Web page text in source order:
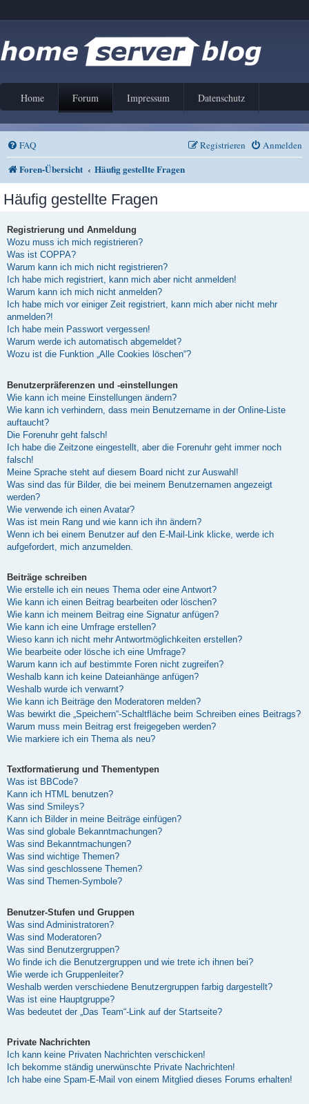
Home Forum Impressum Datenschutz
FAQ Anmelden
Registrieren
Foren-Übersicht Häufig gestellte Fragen
Häufig gestellte Fragen
Registrierung und Anmeldung
Wozu muss ich mich registrieren?
Was ist COPPA?
Warum kann ich mich nicht registrieren?
Ich habe mich registriert, kann mich aber nicht anmelden!
Warum kann ich mich nicht anmelden?
Ich habe mich vor einiger Zeit registriert, kann mich aber nicht mehr
anmelden?!
Ich habe mein Passwort vergessen!
Warum werde ich automatisch abgemeldet?
Wozu ist die Funktion „Alle Cookies löschen“?
Benutzerpräferenzen und -einstellungen
Wie kann ich meine Einstellungen ändern?
Wie kann ich verhindern, dass mein Benutzername in der Online-Liste
auftaucht?
Die Forenuhr geht falsch!
Ich habe die Zeitzone eingestellt, aber die Forenuhr geht immer noch
falsch!
Meine Sprache steht auf diesem Board nicht zur Auswahl!
Was sind das für Bilder, die bei meinem Benutzernamen angezeigt
werden?
Wie verwende ich einen Avatar?
Was ist mein Rang und wie kann ich ihn ändern?
Wenn ich bei einem Benutzer auf den E-Mail-Link klicke, werde ich
aufgefordert, mich anzumelden.
Beiträge schreiben
Wie erstelle ich ein neues Thema oder eine Antwort?
Wie kann ich einen Beitrag bearbeiten oder löschen?
Wie kann ich meinem Beitrag eine Signatur anfügen?
Wie kann ich eine Umfrage erstellen?
Wieso kann ich nicht mehr Antwortmöglichkeiten erstellen?
Wie bearbeite oder lösche ich eine Umfrage?
Warum kann ich auf bestimmte Foren nicht zugreifen?
Weshalb kann ich keine Dateianhänge anfügen?
Weshalb wurde ich verwarnt?
Wie kann ich Beiträge den Moderatoren melden?
Was bewirkt die „Speichern“-Schaltfläche beim Schreiben eines Beitrags?
Warum muss mein Beitrag erst freigegeben werden?
Wie markiere ich ein Thema als neu?
Textformatierung und Thementypen
Was ist BBCode?
Kann ich HTML benutzen?
Was sind Smileys?
Kann ich Bilder in meine Beiträge einfügen?
Was sind globale Bekanntmachungen?
Was sind Bekanntmachungen?
Was sind wichtige Themen?
Was sind geschlossene Themen?
Was sind Themen-Symbole?
Benutzer-Stufen und Gruppen
Was sind Administratoren?
Was sind Moderatoren?
Was sind Benutzergruppen?
Wo finde ich die Benutzergruppen und wie trete ich ihnen bei?
Wie werde ich Gruppenleiter?
Weshalb werden verschiedene Benutzergruppen farbig dargestellt?
Was ist eine Hauptgruppe?
Was bedeutet der „Das Team“-Link auf der Startseite?
Private Nachrichten
Ich kann keine Privaten Nachrichten verschicken!
Ich bekomme ständig unerwünschte Private Nachrichten!
Ich habe eine Spam-E-Mail von einem Mitglied dieses Forums erhalten!